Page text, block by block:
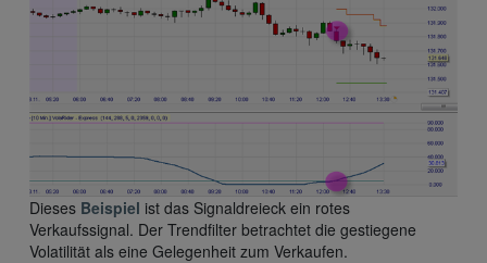
Dieses Beispiel ist das Signaldreieck ein rotes
Verkaufssignal. Der Trendfilter betrachtet die gestiegene
Volatilität als eine Gelegenheit zum Verkaufen.